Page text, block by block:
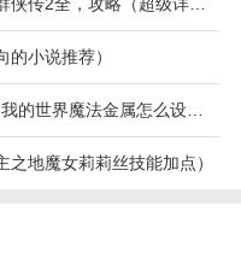
物模式的简单趣味。
户拥有更好的购物乐
享受。
小说推荐）
我的世界魔法金属时间机器（我的世界魔法金属怎么设置技能）
地魔女莉莉丝技能加点）